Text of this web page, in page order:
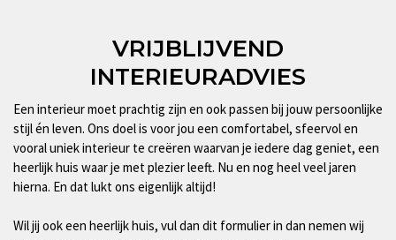
VRIJBLIJVEND
INTERIEURADVIES
Een interieur moet prachtig zijn en ook passen bij jouw persoonlijke
stijl én leven. Ons doel is voor jou een comfortabel, sfeervol en
vooral uniek interieur te creëren waarvan je iedere dag geniet, een
heerlijk huis waar je met plezier leeft. Nu en nog heel veel jaren
hierna. En dat lukt ons eigenlijk altijd!
Wil jij ook een heerlijk huis, vul dan dit formulier in dan nemen wij